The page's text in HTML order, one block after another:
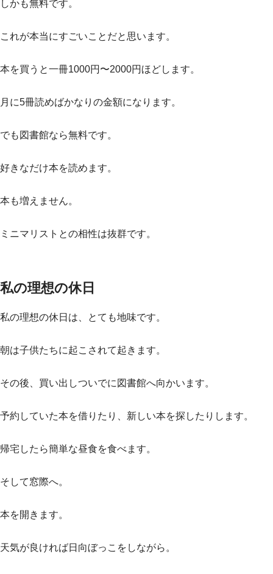
しかも無料です。
これが本当にすごいことだと思います。
本を買うと一冊1000円〜2000円ほどします。
月に5冊読めばかなりの金額になります。
でも図書館なら無料です。
好きなだけ本を読めます。
本も増えません。
ミニマリストとの相性は抜群です。
私の理想の休日
私の理想の休日は、とても地味です。
朝は子供たちに起こされて起きます。
その後、買い出しついでに図書館へ向かいます。
予約していた本を借りたり、新しい本を探したりします。
帰宅したら簡単な昼食を食べます。
そして窓際へ。
本を開きます。
天気が良ければ日向ぼっこをしながら。